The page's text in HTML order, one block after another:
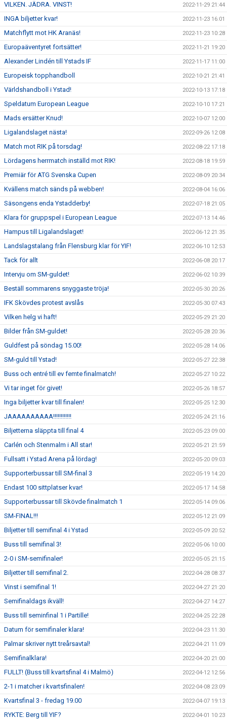
VILKEN. JÄDRA. VINST! 2022-11-29 21:44
INGA biljetter kvar! 2022-11-23 16:01
Matchflytt mot HK Aranäs! 2022-11-23 10:28
Europaäventyret fortsätter! 2022-11-21 19:20
Alexander Lindén till Ystads IF 2022-11-17 11:00
Europeisk topphandboll 2022-10-21 21:41
Världshandboll i Ystad! 2022-10-13 17:18
Speldatum European League 2022-10-10 17:21
Mads ersätter Knud! 2022-10-07 12:00
Ligalandslaget nästa! 2022-09-26 12:08
Match mot RIK på torsdag! 2022-08-22 17:18
Lördagens herrmatch inställd mot RIK! 2022-08-18 19:59
Premiär för ATG Svenska Cupen 2022-08-09 20:34
Kvällens match sänds på webben! 2022-08-04 16:06
Säsongens enda Ystadderby! 2022-07-18 21:05
Klara för gruppspel i European League 2022-07-13 14:46
Hampus till Ligalandslaget! 2022-06-12 21:35
Landslagstalang från Flensburg klar för YIF! 2022-06-10 12:53
Tack för allt 2022-06-08 20:17
Intervju om SM-guldet! 2022-06-02 10:39
Beställ sommarens snyggaste tröja! 2022-05-30 20:26
IFK Skövdes protest avslås 2022-05-30 07:43
Vilken helg vi haft! 2022-05-29 21:20
Bilder från SM-guldet! 2022-05-28 20:36
Guldfest på söndag 15.00! 2022-05-28 14:06
SM-guld till Ystad! 2022-05-27 22:38
Buss och entré till ev femte finalmatch! 2022-05-27 10:22
Vi tar inget för givet! 2022-05-26 18:57
Inga biljetter kvar till finalen! 2022-05-25 12:30
JAAAAAAAAAA!!!!!!!!!!!! 2022-05-24 21:16
Biljetterna släppta till final 4 2022-05-23 09:00
Carlén och Stenmalm i All star! 2022-05-21 21:59
Fullsatt i Ystad Arena på lördag! 2022-05-20 09:03
Supporterbussar till SM-final 3 2022-05-19 14:20
Endast 100 sittplatser kvar! 2022-05-17 14:58
Supporterbussar till Skövde finalmatch 1 2022-05-14 09:06
SM-FINAL!!! 2022-05-12 21:09
Biljetter till semifinal 4 i Ystad 2022-05-09 20:52
Buss till semifinal 3! 2022-05-06 10:00
2-0 i SM-semifinaler! 2022-05-05 21:15
Biljetter till semifinal 2. 2022-04-28 08:37
Vinst i semifinal 1! 2022-04-27 21:20
Semifinaldags ikväll! 2022-04-27 14:27
Buss till seminfinal 1 i Partille! 2022-04-25 22:28
Datum för semifinaler klara! 2022-04-23 11:30
Palmar skriver nytt treårsavtal! 2022-04-21 11:09
Semifinalklara! 2022-04-20 21:00
FULLT! (Buss till kvartsfinal 4 i Malmö) 2022-04-12 12:56
2-1 i matcher i kvartsfinalen! 2022-04-08 23:09
Kvartsfinal 3 - fredag 19.00 2022-04-07 19:13
RYKTE: Berg till YIF? 2022-04-01 10:23